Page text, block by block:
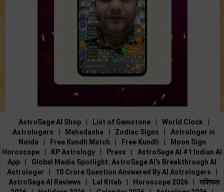
AstroSage AI Shop List of Gemstone World Clock
Astrologers
Mahadasha Zodiac Signs
Astrologer in
Noida
Free Kundli Match Free Kundli
Moon Sign
Horoscope
KP Astrology Press
AstroSage AI #1 Indian AI
App
Global Media Spotlight: AstroSage AI’s Breakthrough AI
Astrologer
10 Crore Question Answered By AI Astrologers
AstroSage AI Reviews
Lal Kitab Horoscope 2026
राशिफल